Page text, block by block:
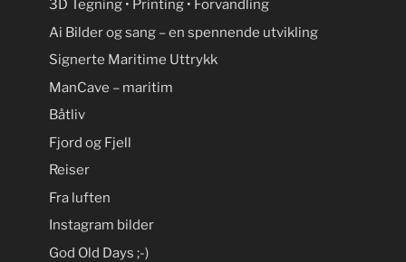
3D Tegning • Printing • Forvandling
Ai Bilder og sang – en spennende utvikling
Signerte Maritime Uttrykk
ManCave – maritim
Båtliv
Fjord og Fjell
Reiser
Fra luften
Instagram bilder
God Old Days ;-)